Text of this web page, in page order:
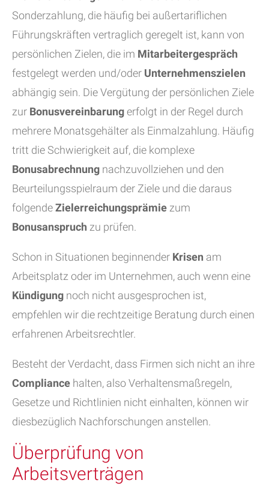
Sonderzahlung, die häufig bei außertariflichen
Führungskräften vertraglich geregelt ist, kann von
persönlichen Zielen, die im Mitarbeitergespräch
festgelegt werden und/oder Unternehmenszielen
abhängig sein. Die Vergütung der persönlichen Ziele
zur Bonusvereinbarungerfolgt in der Regel durch
mehrere Monatsgehälter als Einmalzahlung. Häufig
tritt die Schwierigkeit auf, die komplexe
Bonusabrechnung nachzuvollziehen und den
Beurteilungsspielraum der Ziele und die daraus
folgendeZielerreichungsprämie zum
Bonusanspruch zu prüfen.
Schon in Situationen beginnender Krisen am
Arbeitsplatz oder im Unternehmen, auch wenn eine
Kündigung noch nicht ausgesprochen ist,
empfehlen wir die rechtzeitige Beratung durch einen
erfahrenen Arbeitsrechtler.
Besteht der Verdacht, dass Firmen sich nicht an ihre
Compliance halten, also Verhaltensmaßregeln,
Gesetze und Richtlinien nicht einhalten, können wir
diesbezüglich Nachforschungen anstellen.
Überprüfung von
Arbeitsverträgen